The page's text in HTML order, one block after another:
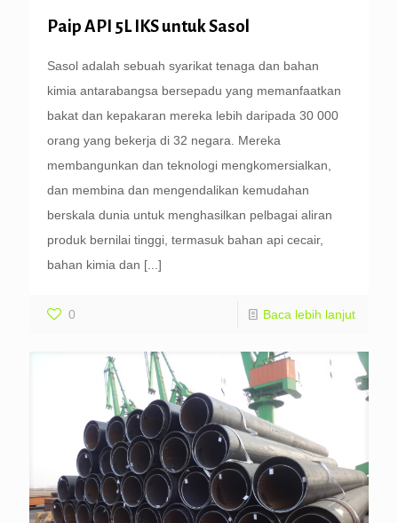
Paip API 5L IKS untuk Sasol
Sasol adalah sebuah syarikat tenaga dan bahan
kimia antarabangsa bersepadu yang memanfaatkan
bakat dan kepakaran mereka lebih daripada 30 000
orang yang bekerja di 32 negara. Mereka
membangunkan dan teknologi mengkomersialkan,
dan membina dan mengendalikan kemudahan
berskala dunia untuk menghasilkan pelbagai aliran
produk bernilai tinggi, termasuk bahan api cecair,
bahan kimia dan [...]
0 Baca lebih lanjut